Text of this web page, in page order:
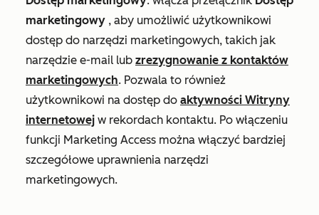
marketingowy , aby umożliwić użytkownikowi
dostęp do narzędzi marketingowych, takich jak
narzędzie e-mail lub zrezygnowanie z kontaktów
marketingowych. Pozwala to również
użytkownikowi na dostęp do aktywności Witryny
internetowej w rekordach kontaktu. Po włączeniu
funkcji Marketing Access można włączyć bardziej
szczegółowe uprawnienia narzędzi
marketingowych.